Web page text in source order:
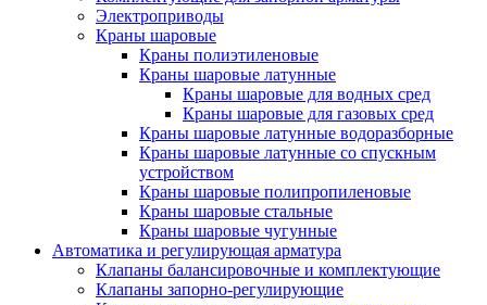
Электроприводы
Краны шаровые
Краны полиэтиленовые
Краны шаровые латунные
Краны шаровые для водных сред
Краны шаровые для газовых сред
Краны шаровые латунные водоразборные
Краны шаровые латунные со спускным
устройством
Краны шаровые полипропиленовые
Краны шаровые стальные
Краны шаровые чугунные
Автоматика и регулирующая арматура
Клапаны балансировочные и комплектующие
Клапаны запорно-регулирующие